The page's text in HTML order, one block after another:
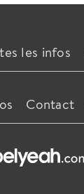
les infos
Contact